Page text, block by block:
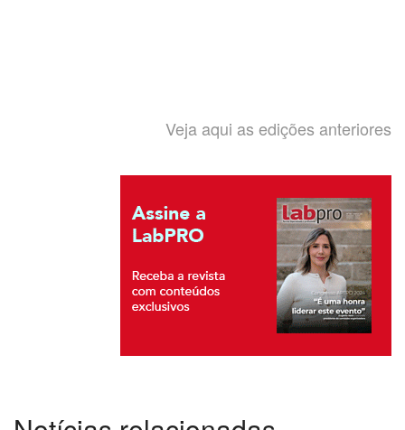
Veja aqui as edições anteriores